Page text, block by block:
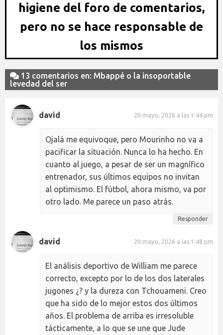
higiene del foro de comentarios,
pero no se hace responsable de
los mismos
13 comentarios en: Mbappé o la insoportable
levedad del ser
david 20 mayo, 2026 a las 1:44 pm
Ojalá me equivoque, pero Mourinho no va a
pacificar la situación. Nunca lo ha hecho. En
cuanto al juego, a pesar de ser un magnífico
entrenador, sus últimos equipos no invitan
al optimismo. El fútbol, ahora mismo, va por
otro lado. Me parece un paso atrás.
Responder
david 20 mayo, 2026 a las 1:48 pm
El análisis deportivo de William me parece
correcto, excepto por lo de los dos laterales
jugones ¿? y la dureza con Tchouameni. Creo
que ha sido de lo mejor estos dos últimos
años. El problema de arriba es irresoluble
tácticamente, a lo que se une que Jude